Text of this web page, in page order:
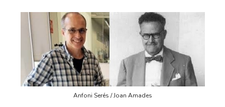
Anfoni Serés / Joan Amades